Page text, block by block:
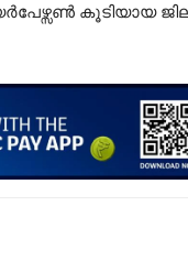
കൂടിയായ